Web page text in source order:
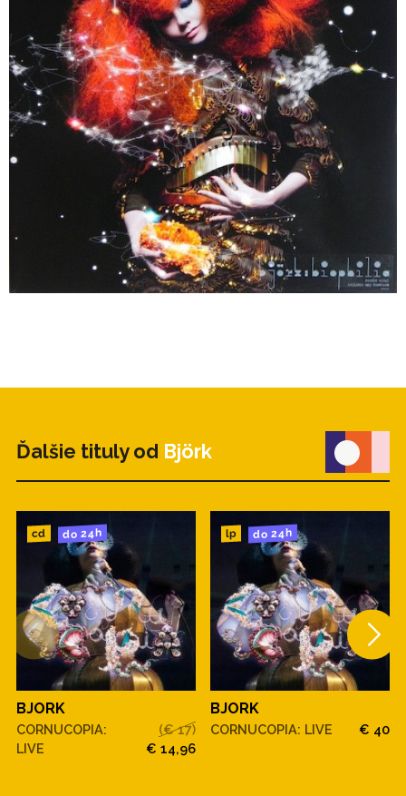
Ďalšie tituly od Björk
cd do 24h
BJORK
CORNUCOPIA:
LIVE
(€ 17)
€ 14,96
lp do 24h
BJORK
CORNUCOPIA: LIVE € 40